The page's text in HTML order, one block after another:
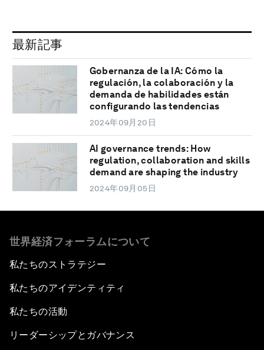
最新記事
Gobernanza de la IA: Cómo la
regulación, la colaboración y la
demanda de habilidades están
configurando las tendencias
2024年09月20日
AI governance trends: How
regulation, collaboration and skills
demand are shaping the industry
2024年09月05日
世界経済フォーラムについて
私たちのストラテジー
私たちのアイデンティティ
私たちの活動
リーダーシップとガバナンス